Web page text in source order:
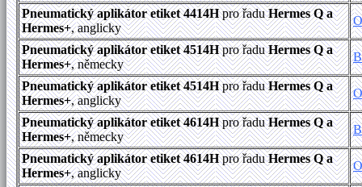
Pneumatický aplikátor etiket 4414Hpro řaduHermes Q a
Hermes+, anglicky
Pneumatický aplikátor etiket 4514Hpro řaduHermes Q a
Hermes+, německy
Pneumatický aplikátor etiket 4514Hpro řaduHermes Q a
Hermes+, anglicky
Pneumatický aplikátor etiket 4614Hpro řaduHermes Q a
Hermes+, německy
Pneumatický aplikátor etiket 4614Hpro řaduHermes Q a
Hermes+, anglicky